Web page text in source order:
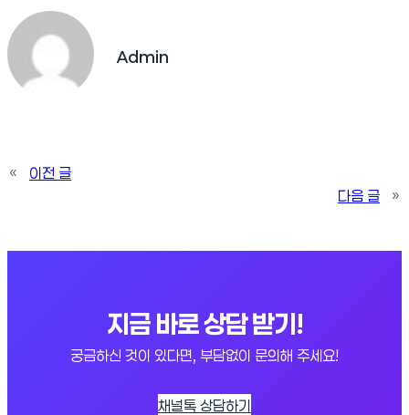
Admin
«
이전 글
다음 글
»
지금 바로 상담 받기!
궁금하신 것이 있다면, 부담없이 문의해 주세요!
채널톡 상담하기